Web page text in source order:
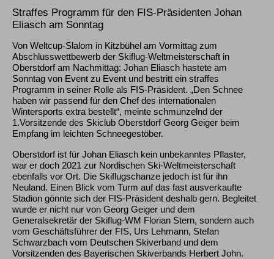
Straffes Programm für den FIS-Präsidenten Johan
Eliasch am Sonntag
Von Weltcup-Slalom in Kitzbühel am Vormittag zum
Abschlusswettbewerb der Skiflug-Weltmeisterschaft in
Oberstdorf am Nachmittag: Johan Eliasch hastete am
Sonntag von Event zu Event und bestritt ein straffes
Programm in seiner Rolle als FIS-Präsident. „Den Schnee
haben wir passend für den Chef des internationalen
Wintersports extra bestellt“, meinte schmunzelnd der
1.Vorsitzende des Skiclub Oberstdorf Georg Geiger beim
Empfang im leichten Schneegestöber.
Oberstdorf ist für Johan Eliasch kein unbekanntes Pflaster,
war er doch 2021 zur Nordischen Ski-Weltmeisterschaft
ebenfalls vor Ort. Die Skiflugschanze jedoch ist für ihn
Neuland. Einen Blick vom Turm auf das fast ausverkaufte
Stadion gönnte sich der FIS-Präsident deshalb gern. Begleitet
wurde er nicht nur von Georg Geiger und dem
Generalsekretär der Skiflug-WM Florian Stern, sondern auch
vom Geschäftsführer der FIS, Urs Lehmann, Stefan
Schwarzbach vom Deutschen Skiverband und dem
Vorsitzenden des Bayerischen Skiverbands Herbert John.